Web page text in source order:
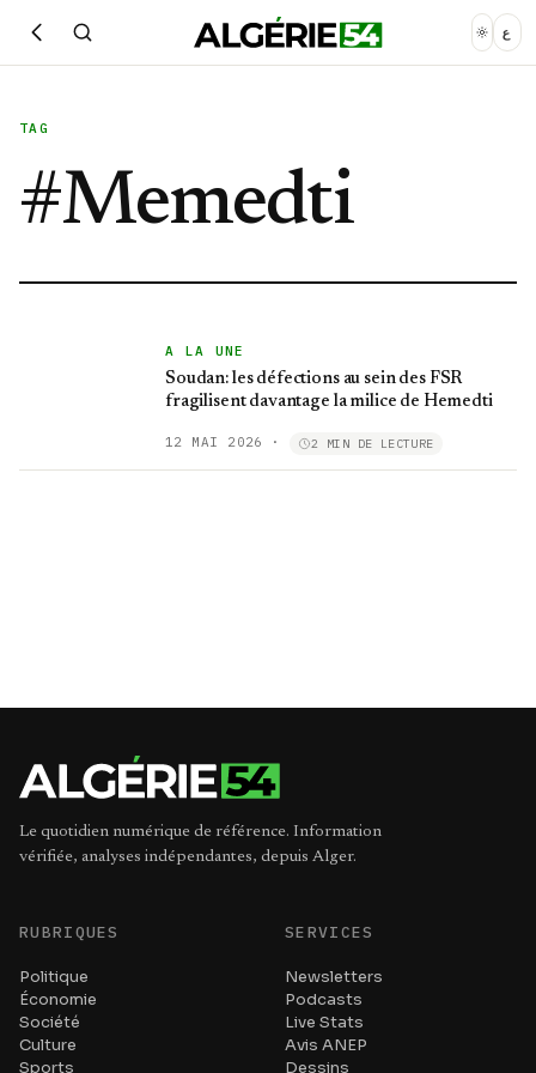
ع
TAG
#Memedti
A LA UNE
Soudan: les défections au sein des FSR
fragilisent davantage la milice de Hemedti
12 MAI 2026 · 2 MIN DE LECTURE
Le quotidien numérique de référence. Information
vérifiée, analyses indépendantes, depuis Alger.
RUBRIQUES
Politique
Économie
Société
Culture
Sports
SERVICES
Newsletters
Podcasts
Live Stats
Avis ANEP
Dessins